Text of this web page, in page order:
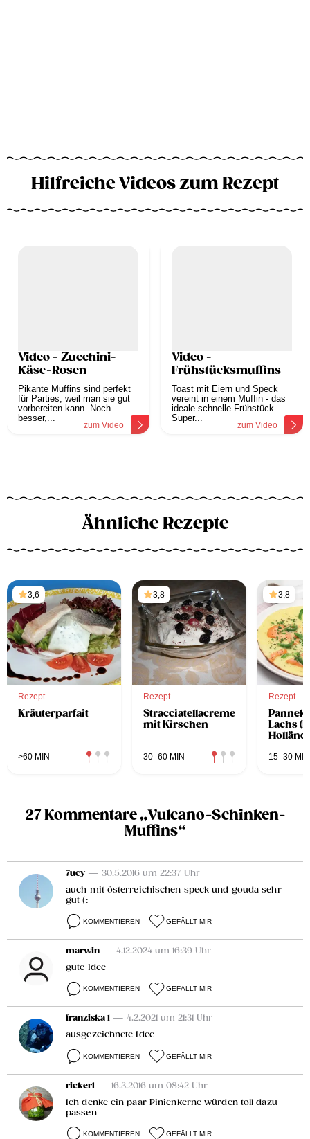
Hilfreiche Videos zum Rezept
Video - Zucchini-
Käse-Rosen
Pikante Muffins sind perfekt
für Parties, weil man sie gut
vorbereiten kann. Noch
besser,...
zum Video
Video -
Frühstücksmuffins
Toast mit Eiern und Speck
vereint in einem Muffin - das
ideale schnelle Frühstück.
Super...
zum Video
Ähnliche Rezepte
3,6
Rezept
Kräuterparfait
>60 MIN
3,8
Rezept
Stracciatellacreme
mit Kirschen
30–60 MIN
3,8
Rezept
Lachs
15–30 MIN
27 Kommentare „Vulcano-Schinken-
Muffins“
7ucy — 30.5.2016 um 22:37 Uhr
auch mit österreichischen speck und gouda sehr
gut (:
KOMMENTIEREN GEFÄLLT MIR
marwin — 4.12.2024 um 16:39 Uhr
gute Idee
KOMMENTIEREN GEFÄLLT MIR
franziska 1 — 4.2.2021 um 21:31 Uhr
ausgezeichnete Idee
KOMMENTIEREN GEFÄLLT MIR
rickerl — 16.3.2016 um 08:42 Uhr
Ich denke ein paar Pinienkerne würden toll dazu
passen
KOMMENTIEREN GEFÄLLT MIR